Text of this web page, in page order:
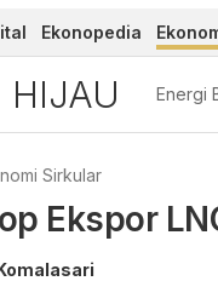
Ekonopedia
HIJAU Energi
Sirkular
Ekspor